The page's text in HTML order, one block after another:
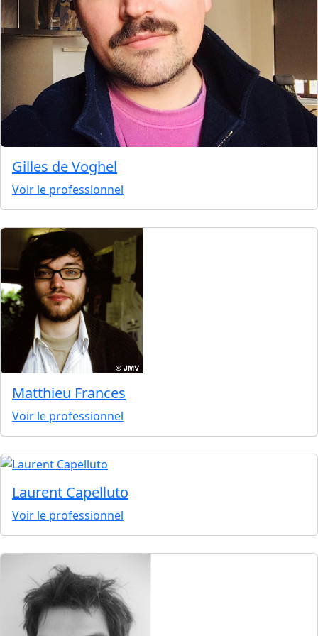
Gilles de Voghel
Voir le professionnel
Matthieu Frances
Voir le professionnel
Laurent Capelluto
Voir le professionnel